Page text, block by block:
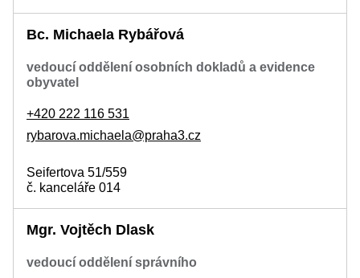
Bc. Michaela Rybářová
vedoucí oddělení osobních dokladů a evidence
obyvatel
+420 222 116 531
rybarova.michaela@praha3.cz
Seifertova 51/559
č. kanceláře 014
Mgr. Vojtěch Dlask
vedoucí oddělení správního